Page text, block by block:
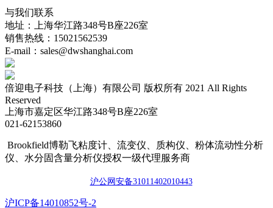
与我们联系
地址：上海华江路348号B座226室
销售热线：15021562539
E-mail：sales@dwshanghai.com
倍迎电子科技（上海）有限公司 版权所有 2021 All Rights
Reserved
上海市嘉定区华江路348号B座226室
021-62153860
Brookfield博勒飞粘度计、流变仪、质构仪、粉体流动性分析
仪、水分固含量分析仪授权一级代理服务商
沪公网安备31011402010443
​沪ICP备14010852号-2